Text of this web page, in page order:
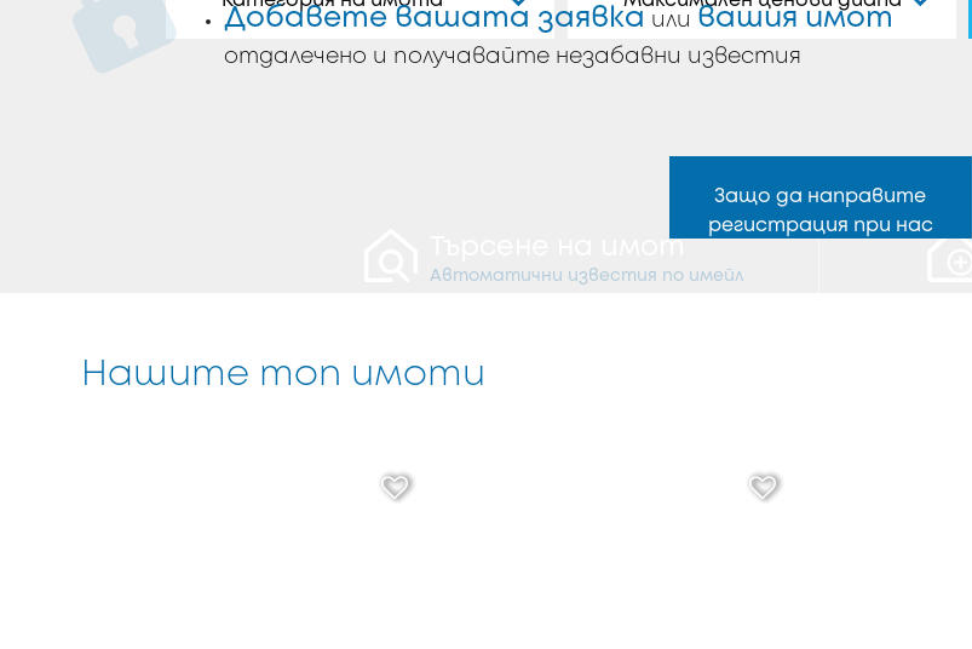
Автоматични известия по имейл
Добавете вашата заявка или вашия имот
отдалечено и получавайте незабавни известия
Защо да направите
регистрация при нас
Нашите топ имоти